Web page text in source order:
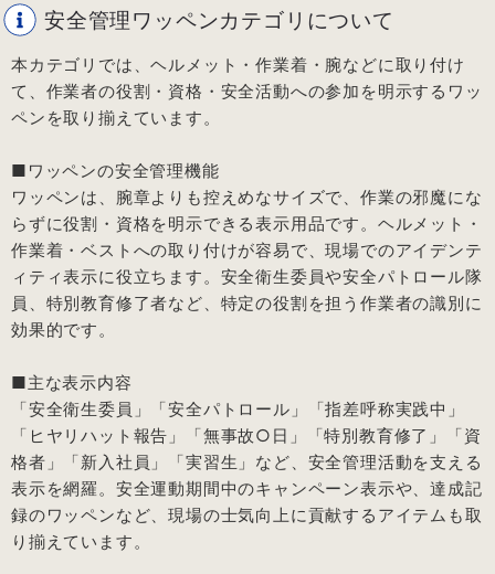
安全管理ワッペンカテゴリについて
本カテゴリでは、ヘルメット・作業着・腕などに取り付け
て、作業者の役割・資格・安全活動への参加を明示するワッ
ペンを取り揃えています。
■ワッペンの安全管理機能
ワッペンは、腕章よりも控えめなサイズで、作業の邪魔にな
らずに役割・資格を明示できる表示用品です。ヘルメット・
作業着・ベストへの取り付けが容易で、現場でのアイデンテ
ィティ表示に役立ちます。安全衛生委員や安全パトロール隊
員、特別教育修了者など、特定の役割を担う作業者の識別に
効果的です。
■主な表示内容
「安全衛生委員」「安全パトロール」「指差呼称実践中」
「ヒヤリハット報告」「無事故○日」「特別教育修了」「資
格者」「新入社員」「実習生」など、安全管理活動を支える
表示を網羅。安全運動期間中のキャンペーン表示や、達成記
録のワッペンなど、現場の士気向上に貢献するアイテムも取
り揃えています。